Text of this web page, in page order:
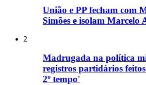
União e PP fecham com
Simões e isolam Marcelo
2
Madrugada na política
registros partidários
2º tempo'